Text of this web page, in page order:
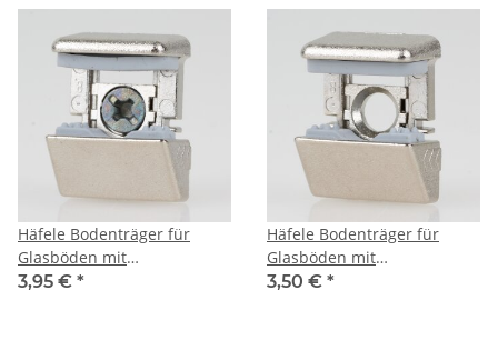
Häfele Bodenträger für
Glasböden mit
Klemmsicherung zum
3,95 € *
Häfele Bodenträger für
Glasböden mit
Klemmsicherung zum
3,50 € *